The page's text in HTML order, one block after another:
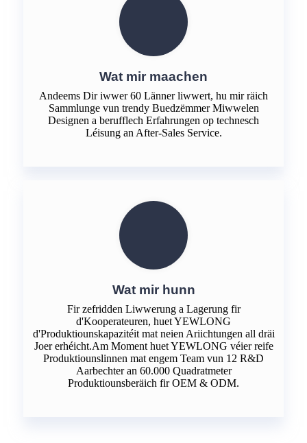
Wat mir maachen
Andeems Dir iwwer 60 Länner liwwert, hu mir räich
Sammlunge vun trendy Buedzëmmer Miwwelen
Designen a berufflech Erfahrungen op technesch
Léisung an After-Sales Service.
Wat mir hunn
Fir zefridden Liwwerung a Lagerung fir
d'Kooperateuren, huet YEWLONG
d'Produktiounskapazitéit mat neien Ariichtungen all dräi
Joer erhéicht.Am Moment huet YEWLONG véier reife
Produktiounslinnen mat engem Team vun 12 R&D
Aarbechter an 60.000 Quadratmeter
Produktiounsberäich fir OEM & ODM.